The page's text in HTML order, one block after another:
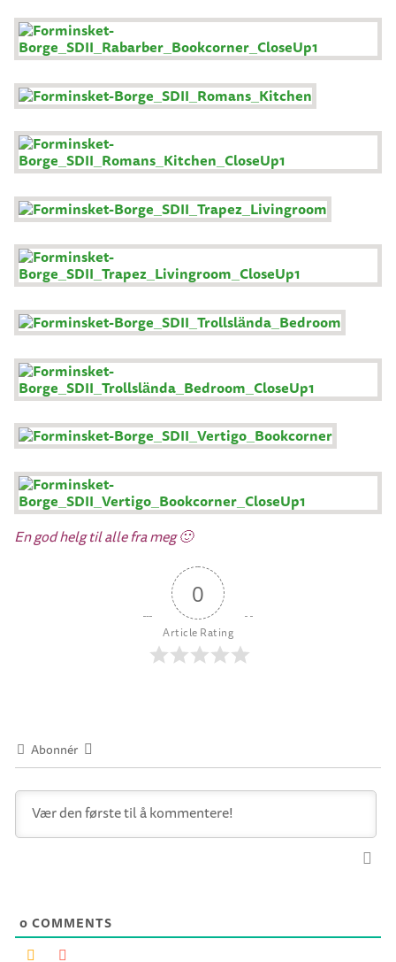
En god helg til alle fra meg 🙂
0
Article Rating
Abonnér
0 COMMENTS